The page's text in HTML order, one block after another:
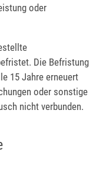
oder
Die Befristung
15 Jahre erneuert
oder sonstige
nicht verbunden.